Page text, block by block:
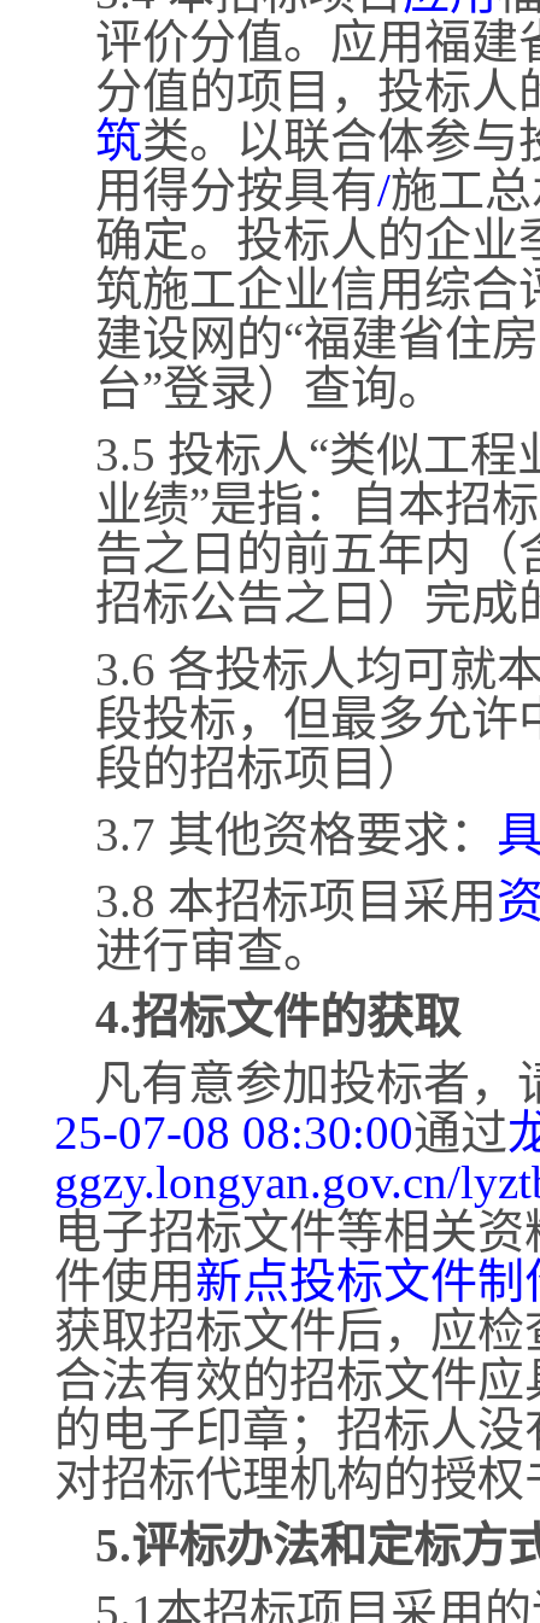
评价分值。应用福建
分值的项目，投标人
筑类。以联合体参与
用得分按具有/施工
确定。投标人的企业
筑施工企业信用综合
建设网的“福建省住
台”登录）查询。
3.5 投标人“类似工程
业绩”是指：自本招
告之日的前五年内（
招标公告之日）完成
3.6 各投标人均可就
段投标，但最多允许
段的招标项目）
3.7 其他资格要求：
3.8 本招标项目采用
进行审查。
4.招标文件的获取
凡有意参加投标者，
25-07-08 08:30:00通过
ggzy.longyan.gov.cn/
电子招标文件等相关
件使用新点投标文件制
获取招标文件后，应
合法有效的招标文件
的电子印章；招标人
对招标代理机构的授权
5.评标办法和定标方
5.1本招标项目采用